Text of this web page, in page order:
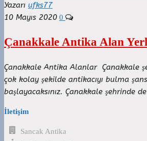
Yazarı ufks77
10 Mayıs 2020 0
Çanakkale Antika Alan
Çanakkale Antika Alanlar Çanakkale
çok kolay şekilde antikacıyı bulma
başlayacaksınız. Çanakkale şehrinde
İletişim
Sancak Antika